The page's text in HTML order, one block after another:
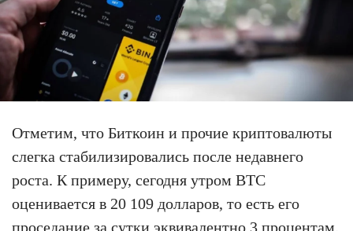
Отметим, что Биткоин и прочие криптовалюты
слегка стабилизировались после недавнего
роста. К примеру, сегодня утром BTC
оценивается в 20 109 долларов, то есть его
проседание за сутки эквивалентно 3 процентам.